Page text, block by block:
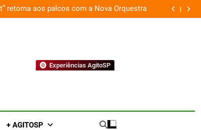
retorna aos palcos com a Nova Orquestra Cobasi
Experiências AgitoSP
+ AGITOSP